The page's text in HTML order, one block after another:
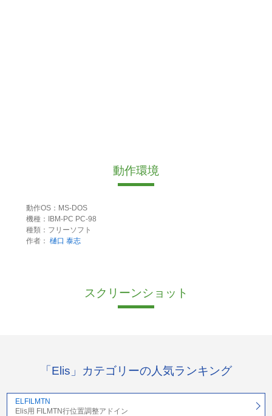
動作環境
動作OS：MS-DOS
機種：IBM-PC PC-98
種類：フリーソフト
作者： 樋口 泰志
スクリーンショット
「Elis」カテゴリーの人気ランキング
ELFILMTN
Elis用 FILMTN行位置調整アドイン